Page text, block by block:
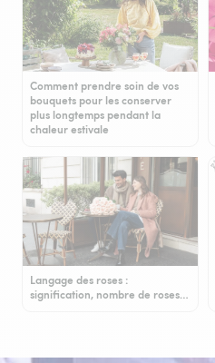
Comment prendre soin de vos
bouquets pour les conserver
plus longtemps pendant la
chaleur estivale
Langage des roses :
signification, nombre de roses…